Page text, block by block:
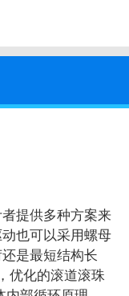
提供多种方案来
也可以采用螺母
是最短结构长
优化的滚道滚珠